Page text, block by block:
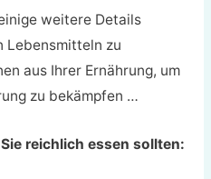
weitere Details
Lebensmitteln zu
aus Ihrer Ernährung, um
zu bekämpfen …
reichlich essen sollten: